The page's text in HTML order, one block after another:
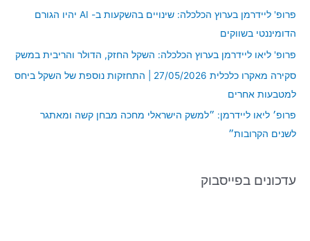
:
פרופ' ליידרמן בערוץ הכלכלה: שינויים בהשקעות ב- AI יהיו הגורם
הדומיננטי בשווקים
פרופ' ליאו ליידרמן בערוץ הכלכלה: השקל החזק, הדולר והריבית במשק
סקירה מאקרו כלכלית 27/05/2026 | התחזקות נוספת של השקל ביחס
למטבעות אחרים
פרופ׳ ליאו ליידרמן: ״למשק הישראלי מחכה מבחן קשה ומאתגר
לשנים הקרובות״
עדכונים בפייסבוק